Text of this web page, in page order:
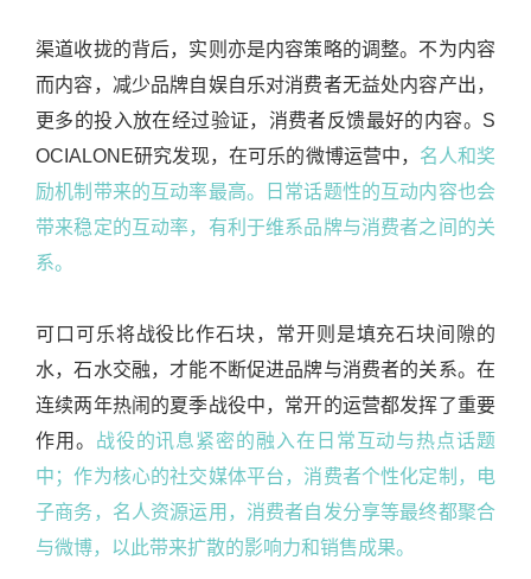
渠道收拢的背后，实则亦是内容策略的调整。不为内容
而内容，减少品牌自娱自乐对消费者无益处内容产出，
更多的投入放在经过验证，消费者反馈最好的内容。S
OCIALONE研究发现，在可乐的微博运营中， 名人和奖
励机制带来的互动率最高。日常话题性的互动内容也会
带来稳定的互动率，有利于维系品牌与消费者之间的关
系。
可口可乐将战役比作石块，常开则是填充石块间隙的
水，石水交融，才能不断促进品牌与消费者的关系。在
连续两年热闹的夏季战役中，常开的运营都发挥了重要
作用。 战役的讯息紧密的融入在日常互动与热点话题
中；作为核心的社交媒体平台，消费者个性化定制，电
子商务，名人资源运用，消费者自发分享等最终都聚合
与微博，以此带来扩散的影响力和销售成果。